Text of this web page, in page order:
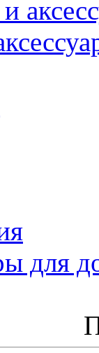
для